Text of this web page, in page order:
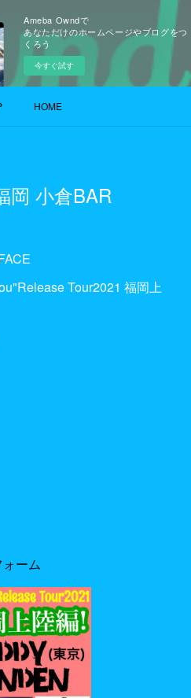
Ameba Owndで
あなただけのホームページやブログをつ
くろう
今すぐ試す
HOME
岡 小倉BAR
Tour2021 福岡上
ーム